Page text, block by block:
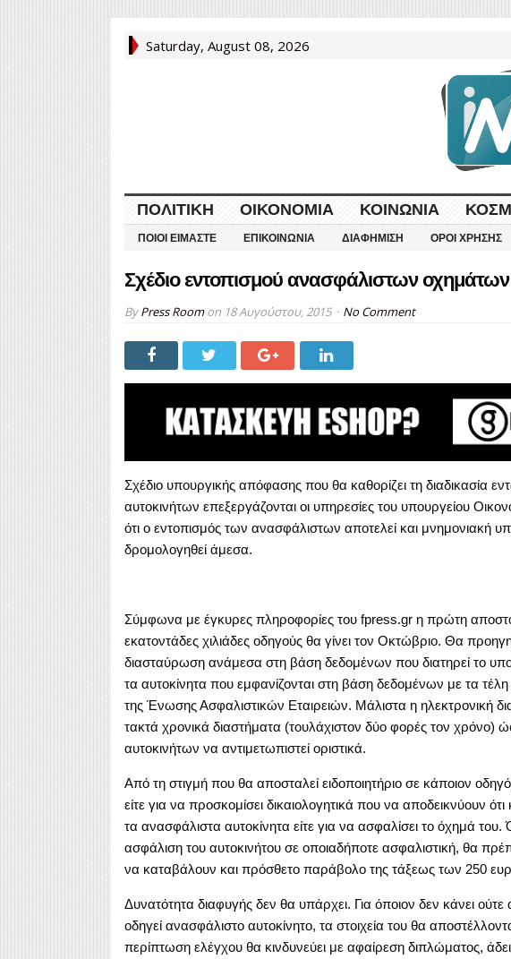
Saturday, August 08, 2026
ΠΟΛΙΤΙΚΉ ΟΙΚΟΝΟΜΊΑ ΚΟΙΝΩΝΊΑ
ΠΟΙΟΙ ΕΊΜΑΣΤΕ ΕΠΙΚΟΙΝΩΝΊΑ ΔΙΑΦΉΜΙΣΗ ΌΡΟΙ ΧΡΉΣΗΣ
Σχέδιο εντοπισμού ανασφάλιστων οχημάτων
ByPress Roomon 18 Αυγούστου, 2015 No Comment
Σχέδιο υπουργικής απόφασης που θα καθορίζει τη διαδικασία
αυτοκινήτων επεξεργάζονται οι υπηρεσίες του υπουργείου
ότι ο εντοπισμός των ανασφάλιστων αποτελεί και μνημονιακή
δρομολογηθεί άμεσα.
Σύμφωνα με έγκυρες πληροφορίες του fpress.gr η πρώτη
εκατοντάδες χιλιάδες οδηγούς θα γίνει τον Οκτώβριο. Θα
διασταύρωση ανάμεσα στη βάση δεδομένων που διατηρεί το
τα αυτοκίνητα που εμφανίζονται στη βάση δεδομένων με τα
της Ένωσης Ασφαλιστικών Εταιρειών. Μάλιστα η ηλεκτρονική
τακτά χρονικά διαστήματα (τουλάχιστον δύο φορές τον χρόνο)
αυτοκινήτων να αντιμετωπιστεί οριστικά.
Από τη στιγμή που θα αποσταλεί ειδοποιητήριο σε κάποιον
είτε για να προσκομίσει δικαιολογητικά που να αποδεικνύουν
τα ανασφάλιστα αυτοκίνητα είτε για να ασφαλίσει το όχημά
ασφάλιση του αυτοκινήτου σε οποιαδήποτε ασφαλιστική, θα
να καταβάλουν και πρόσθετο παράβολο της τάξεως των 250
Δυνατότητα διαφυγής δεν θα υπάρχει. Για όποιον δεν κάνει ούτε
οδηγεί ανασφάλιστο αυτοκίνητο, τα στοιχεία του θα
περίπτωση ελέγχου θα κινδυνεύει με αφαίρεση διπλώματος,